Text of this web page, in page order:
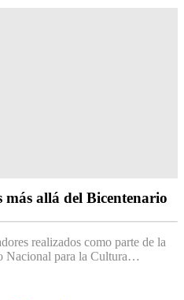
allá del Bicentenario
realizados como parte de la
Nacional para la Cultura…